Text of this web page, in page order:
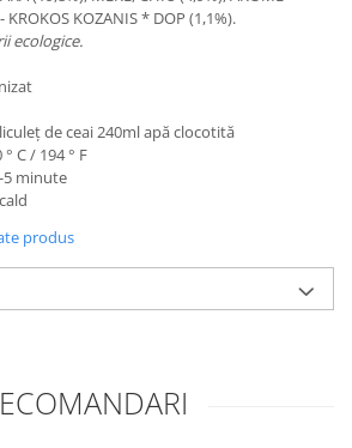
KROKOS KOZANIS * DOP (1,1%).
ecologice.
de ceai 240ml apă clocotită
C / 194 ° F
5 minute
produs